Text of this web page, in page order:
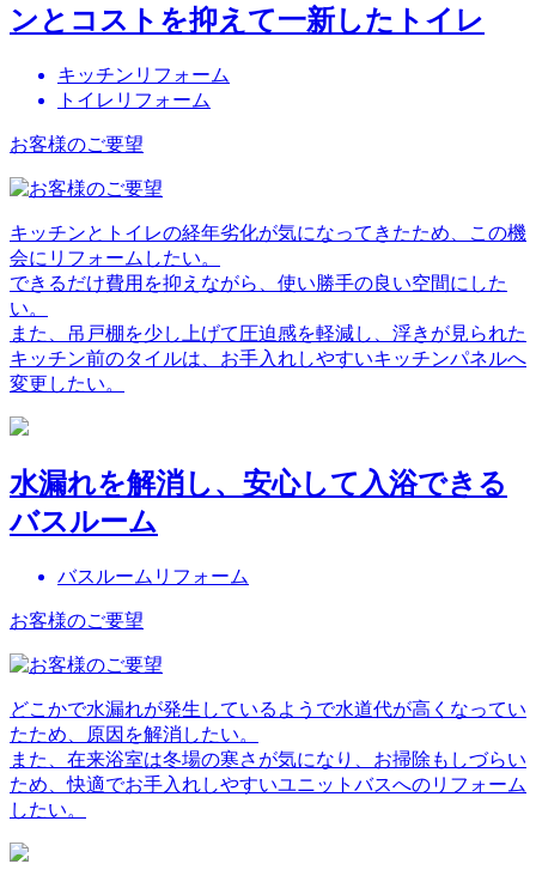
ンとコストを抑えて一新したトイレ
キッチンリフォーム
トイレリフォーム
お客様のご要望
キッチンとトイレの経年劣化が気になってきたため、この機
会にリフォームしたい。
できるだけ費用を抑えながら、使い勝手の良い空間にした
い。
また、吊戸棚を少し上げて圧迫感を軽減し、浮きが見られた
キッチン前のタイルは、お手入れしやすいキッチンパネルへ
変更したい。
水漏れを解消し、安心して入浴できる
バスルーム
バスルームリフォーム
お客様のご要望
どこかで水漏れが発生しているようで水道代が高くなってい
たため、原因を解消したい。
また、在来浴室は冬場の寒さが気になり、お掃除もしづらい
ため、快適でお手入れしやすいユニットバスへのリフォーム
したい。